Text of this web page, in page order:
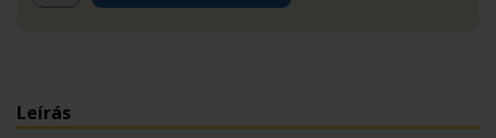
Leírás